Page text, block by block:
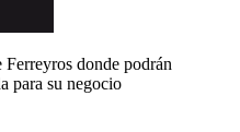
donde podrán
para su negocio